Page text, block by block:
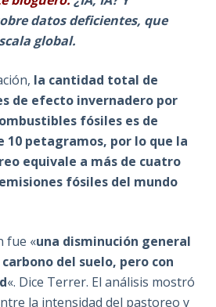
datos deficientes, que
global.
la cantidad total de
de efecto invernadero por
fósiles es de
petagramos, por lo que la
equivale a más de cuatro
fósiles del mundo
fue «una disminución general
del suelo, pero con
«. Dice Terrer. El análisis mostró
la intensidad del pastoreo y